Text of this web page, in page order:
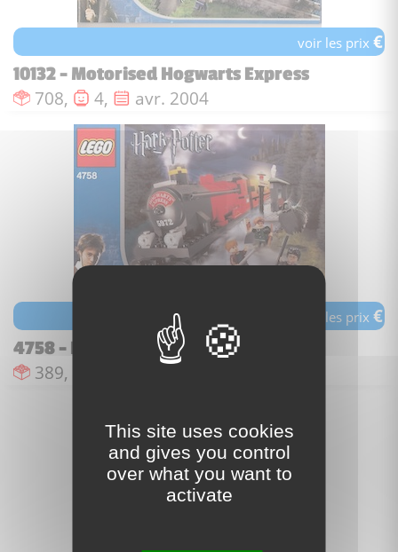
voir les prix€
10132 - Motorised Hogwarts Express
Nombre de pièces :
708, Nombre de figurines :
4, Date de sortie :
avr. 2004
voir les prix €
4758 - Hogwarts Express
Nombre de pièces :
389, Nombre de figurines :
Date de sortie :
avr. 2004
This site uses cookies
and gives you control
over what you want to
activate